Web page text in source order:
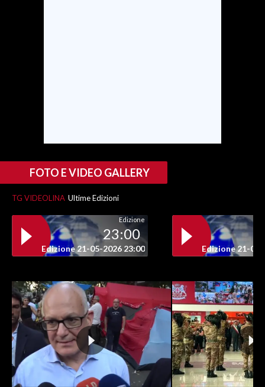
INSULARITÀ
INFO AZIENDE
ABBONATI
ANNUNCI
PUBBLICITÀ
SPIAGGE
STORE
FOTO E VIDEO GALLERY
TG VIDEOLINA Ultime Edizioni
Edizione
23:00
Edizione 21-05-2026 23:00 Edizione 21-05-